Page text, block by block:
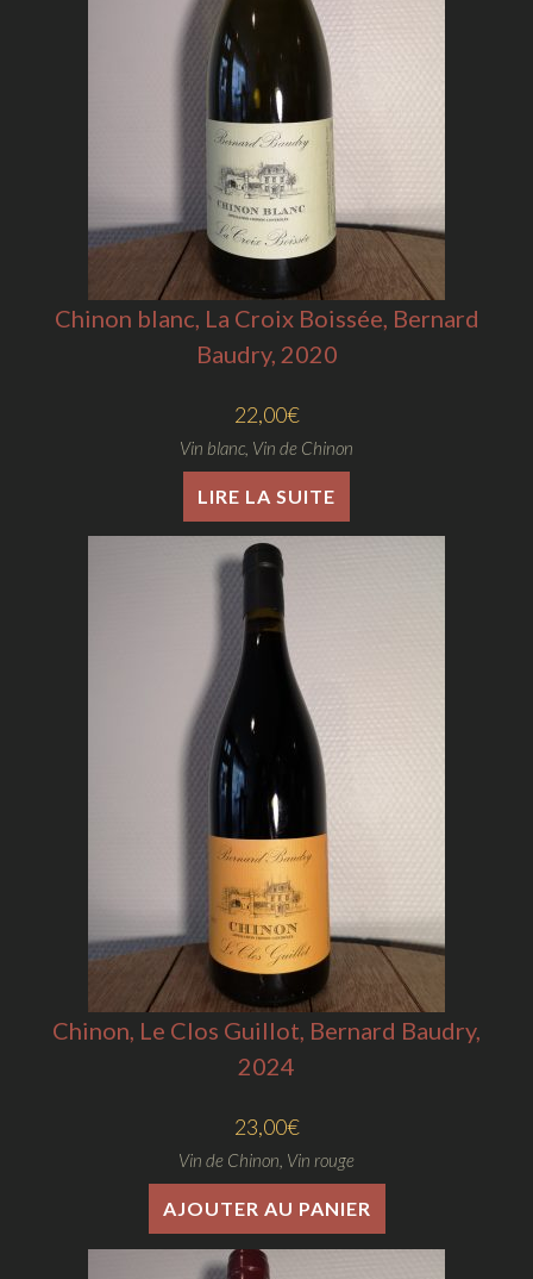
Chinon blanc, La Croix Boissée, Bernard
Baudry, 2020
22,00€
Vin blanc Vin de Chinon
LIRE LA SUITE
Chinon, Le Clos Guillot, Bernard Baudry,
2024
23,00€
Vin de Chinon, Vin rouge
AJOUTER AU PANIER